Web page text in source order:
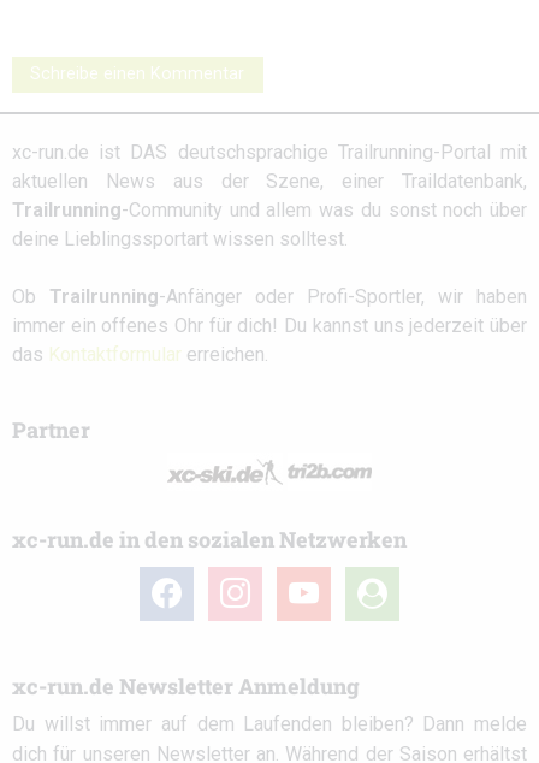
Schreibe einen Kommentar
xc-run.de ist DAS deutschsprachige Trailrunning-Portal mit
aktuellen News aus der Szene, einer Traildatenbank,
Trailrunning-Community und allem was du sonst noch über
deine Lieblingssportart wissen solltest.
Ob Trailrunning-Anfänger oder Profi-Sportler, wir haben
immer ein offenes Ohr für dich! Du kannst uns jederzeit über
das Kontaktformular erreichen.
Partner
xc-run.de in den sozialen Netzwerken
facebook instagramyoutube
user-
circle
xc-run.de Newsletter Anmeldung
Du willst immer auf dem Laufenden bleiben? Dann melde
dich für unseren Newsletter an. Während der Saison erhältst